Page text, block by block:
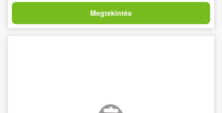
Megtekintés